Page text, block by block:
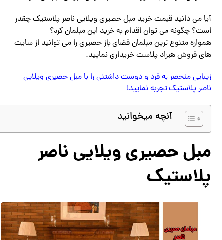
آیا می دانید قیمت خرید مبل حصیری ویلایی ناصر پلاستیک چقدر
است؟ چگونه می توان اقدام به خرید این مبلمان کرد؟
همواره متنوع ترین مبلمان فضای باز حصیری را می توانید از سایت
های فروش هیراد پلاست خریداری نمایید.
زیبایی منحصر به فرد و دوست داشتنی را با مبل حصیری ویلایی
ناصر پلاستیک تجربه نمایید!
آنچه میخوانید
مبل حصیری ویلایی ناصر
پلاستیک